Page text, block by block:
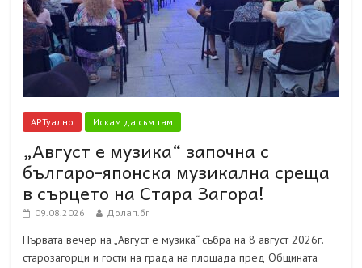
АРТуално Искам да съм там
„Август е музика“ започна с
българо-японска музикална среща
в сърцето на Стара Загора!
09.08.2026 Долап.бг
Първата вечер на „Август е музика“ събра на 8 август 2026г.
старозагорци и гости на града на площада пред Общината